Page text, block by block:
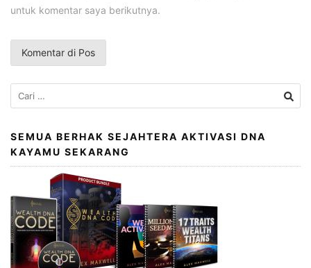
untuk komentar saya berikutnya.
Cari
untuk:
SEMUA BERHAK SEJAHTERA AKTIVASI DNA
KAYAMU SEKARANG